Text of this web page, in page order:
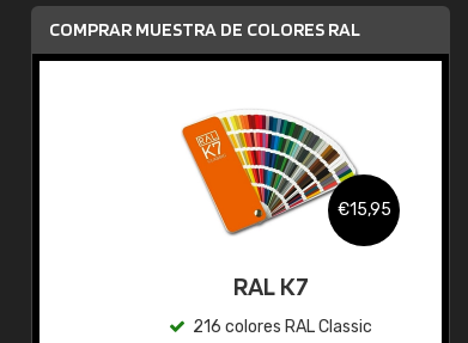
COMPRAR MUESTRA DE COLORES RAL
€15,95
RAL K7
216 colores RAL Classic